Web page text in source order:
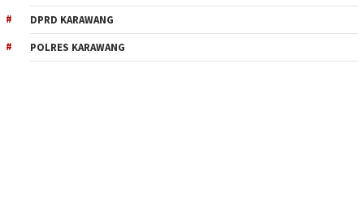
DPRD KARAWANG
POLRES KARAWANG